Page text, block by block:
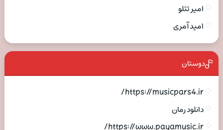
امیر تتلو
امید آمری
دوستان
https://musicpars4.ir/
دانلود رمان
https://www.payamusic.ir/